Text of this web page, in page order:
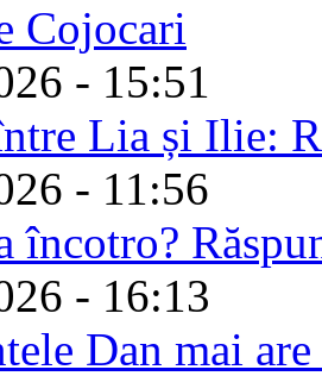
Cojocari
- 15:51
Lia și Ilie:
- 11:56
încotro?
- 16:13
Dan mai